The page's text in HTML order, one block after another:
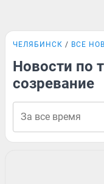
ЧЕЛЯБИНСК ВСЕ
Новости по
созревание